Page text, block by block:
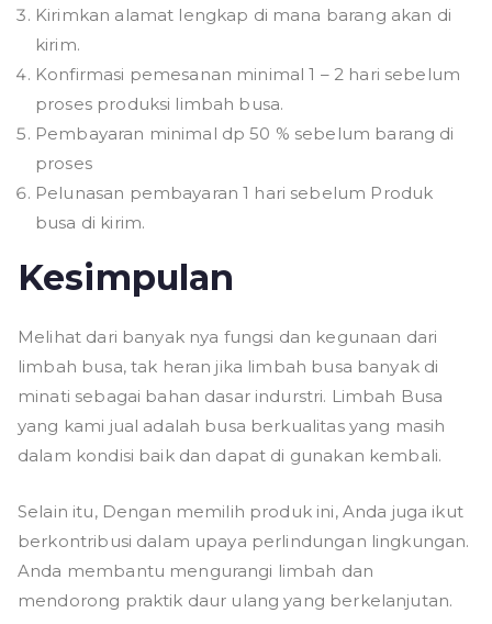
Kirimkan alamat lengkap di mana barang akan di
kirim.
Konfirmasi pemesanan minimal 1 – 2 hari sebelum
proses produksi limbah busa.
Pembayaran minimal dp 50 % sebelum barang di
proses
Pelunasan pembayaran 1 hari sebelum Produk
busa di kirim.
Kesimpulan
Melihat dari banyak nya fungsi dan kegunaan dari
limbah busa, tak heran jika limbah busa banyak di
minati sebagai bahan dasar indurstri. Limbah Busa
yang kami jual adalah busa berkualitas yang masih
dalam kondisi baik dan dapat di gunakan kembali.
Selain itu, Dengan memilih produk ini, Anda juga ikut
berkontribusi dalam upaya perlindungan lingkungan.
Anda membantu mengurangi limbah dan
mendorong praktik daur ulang yang berkelanjutan.